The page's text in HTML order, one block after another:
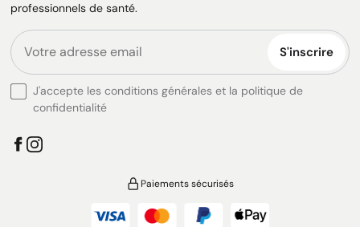
professionnels de santé.
S'inscrire
J'accepte les conditions générales et la politique de
confidentialité
Paiements sécurisés